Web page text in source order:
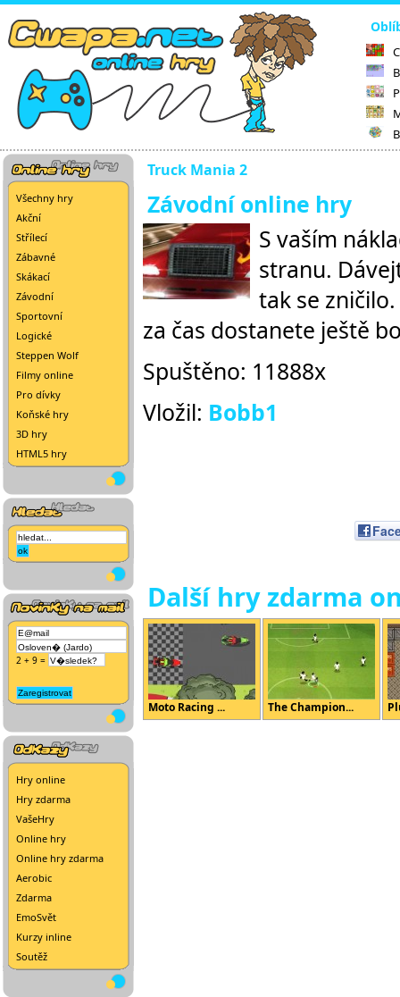
Všechny hry
Akční
Střílecí
Zábavné
Skákací
Závodní
Sportovní
Logické
Steppen Wolf
Filmy online
Pro dívky
Koňské hry
3D hry
HTML5 hry
2 + 9 =
Hry online
Hry zdarma
VašeHry
Online hry
Online hry zdarma
Aerobic
Zdarma
EmoSvět
Kurzy inline
Soutěž
Truck Mania 2
Závodní online hry
S vaším
stranu.
tak se
za čas dostanete ještě
Spuštěno: 11888x
Vložil: Bobb1
Další hry zdarma
Moto Racing ... The Champion...